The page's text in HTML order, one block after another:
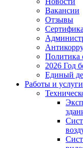
Вакансии
Отзывы
Политика
2026 Год
Единый
Работы и услуги